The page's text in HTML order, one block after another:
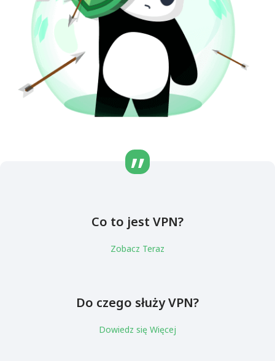
Co to jest VPN?
Zobacz Teraz
Do czego służy VPN?
Dowiedz się Więcej